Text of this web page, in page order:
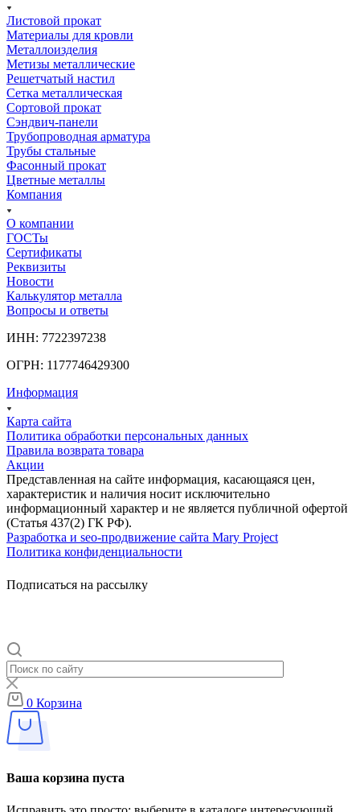
Листовой прокат
Материалы для кровли
Металлоизделия
Метизы металлические
Решетчатый настил
Сетка металлическая
Сортовой прокат
Сэндвич-панели
Трубопроводная арматура
Трубы стальные
Фасонный прокат
Цветные металлы
Компания
О компании
ГОСТы
Сертификаты
Реквизиты
Новости
Калькулятор металла
Вопросы и ответы
ИНН: 7722397238
ОГРН: 1177746429300
Информация
Карта сайта
Политика обработки персональных данных
Правила возврата товара
Акции
Представленная на сайте информация, касающаяся цен,
характеристик и наличия носит исключительно
информационный характер и не является публичной офертой
(Статья 437(2) ГК РФ).
Разработка и seo-продвижение сайта Mary Project
Политика конфиденциальности
Подписаться на рассылку
0 Корзина
Ваша корзина пуста